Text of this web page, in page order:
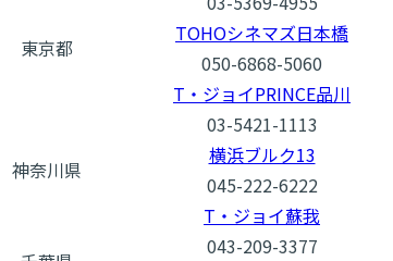
東京都
TOHOシネマズ日本橋
050-6868-5060
T・ジョイPRINCE品川
03-5421-1113
神奈川県
横浜ブルク13
045-222-6222
T・ジョイ蘇我
043-209-3377